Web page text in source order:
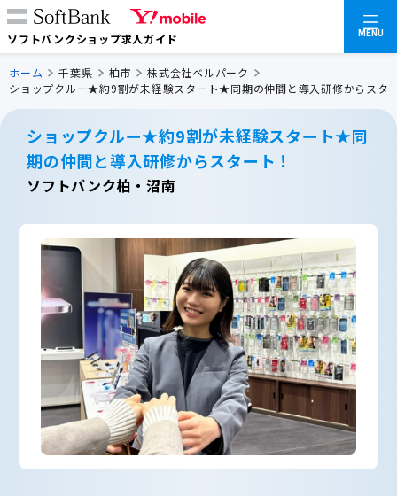
ソフトバンクショップ求人ガイド MENU
ホーム 千葉県 柏市
株式会社ベルパーク
ショップクルー★約9割が未経験スタート★同期の仲間と導入研修からスタ
ショップクルー★約9割が未経験スタート★同
期の仲間と導入研修からスタート！
ソフトバンク柏・沼南